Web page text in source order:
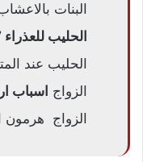
البنات
الحليب للعذراء 2027
الحليب عند
الزواج اسباب
الزواج